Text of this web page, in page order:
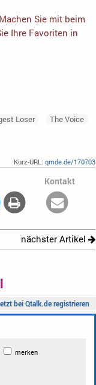
Sie mit beim
Ihre Favoriten in
Loser
The Voice
Kurz-URL:qmde.de/170703
Kontakt
nächster Artikel